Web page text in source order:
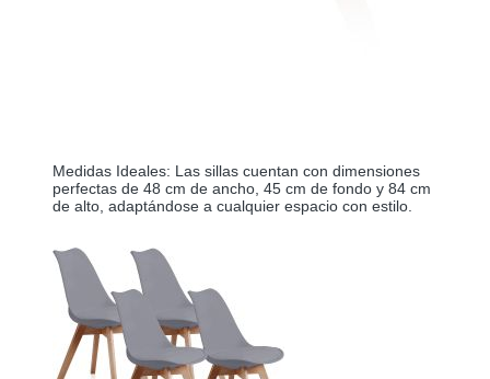
Medidas Ideales: Las sillas cuentan con dimensiones
perfectas de 48 cm de ancho, 45 cm de fondo y 84 cm
de alto, adaptándose a cualquier espacio con estilo.